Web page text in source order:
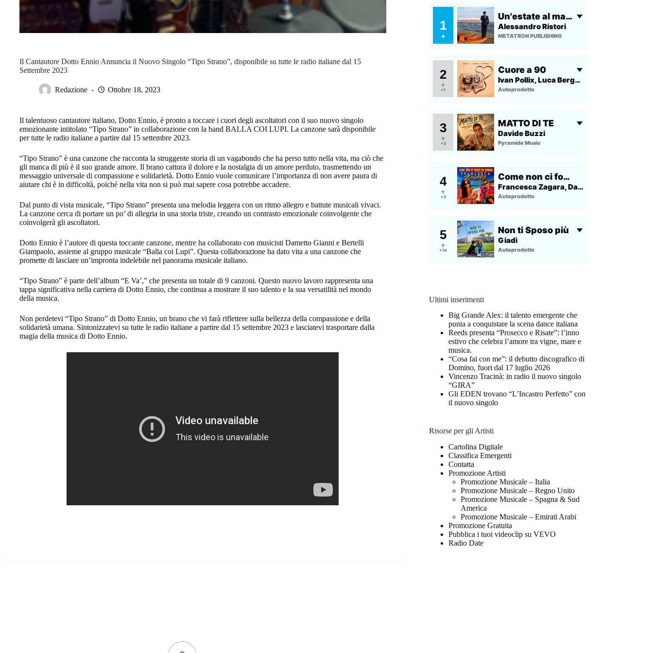
Il Cantautore Dotto Ennio Annuncia il Nuovo Singolo “Tipo Strano”, disponibile su tutte le radio italiane dal 15
Settembre 2023
Redazione Ottobre 18, 2023
Il talentuoso cantautore italiano, Dotto Ennio, è pronto a toccare i cuori degli ascoltatori con il suo nuovo singolo
emozionante intitolato “Tipo Strano” in collaborazione con la band BALLA COI LUPI. La canzone sarà disponibile
per tutte le radio italiane a partire dal 15 settembre 2023.
“Tipo Strano” è una canzone che racconta la struggente storia di un vagabondo che ha perso tutto nella vita, ma ciò che
gli manca di più è il suo grande amore. Il brano cattura il dolore e la nostalgia di un amore perduto, trasmettendo un
messaggio universale di compassione e solidarietà. Dotto Ennio vuole comunicare l’importanza di non avere paura di
aiutare chi è in difficoltà, poiché nella vita non si può mai sapere cosa potrebbe accadere.
Dal punto di vista musicale, “Tipo Strano” presenta una melodia leggera con un ritmo allegro e battute musicali vivaci.
La canzone cerca di portare un po’ di allegria in una storia triste, creando un contrasto emozionale coinvolgente che
coinvolgerà gli ascoltatori.
Dotto Ennio è l’autore di questa toccante canzone, mentre ha collaborato con musicisti Dametto Gianni e Bertelli
Giampaolo, assieme al gruppo musicale “Balla coi Lupi”. Questa collaborazione ha dato vita a una canzone che
promette di lasciare un’impronta indelebile nel panorama musicale italiano.
“Tipo Strano” è parte dell’album “E Va’,” che presenta un totale di 9 canzoni. Questo nuovo lavoro rappresenta una
tappa significativa nella carriera di Dotto Ennio, che continua a mostrare il suo talento e la sua versatilità nel mondo
della musica.
Non perdetevi “Tipo Strano” di Dotto Ennio, un brano che vi farà riflettere sulla bellezza della compassione e della
solidarietà umana. Sintonizzatevi su tutte le radio italiane a partire dal 15 settembre 2023 e lasciatevi trasportare dalla
magia della musica di Dotto Ennio.
Ultimi inserimenti
Big Grande Alex: il talento emergente che
punta a conquistare la scena dance italiana
Reeds presenta “Prosecco e Risate”: l’inno
estivo che celebra l’amore tra vigne, mare e
musica.
“Cosa fai con me”: il debutto discografico di
Domino, fuori dal 17 luglio 2026
Vincenzo Tracinà: in radio il nuovo singolo
“GIRA”
Gli EDEN trovano “L’Incastro Perfetto” con
il nuovo singolo
Risorse per gli Artisti
Cartolina Digitale
Classifica Emergenti
Contatta
Promozione Artisti
Promozione Musicale – Italia
Promozione Musicale – Regno Unito
Promozione Musicale – Spagna & Sud
America
Promozione Musicale – Emirati Arabi
Promozione Gratuita
Pubblica i tuoi videoclip su VEVO
Radio Date